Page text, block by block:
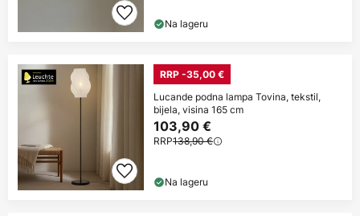
Na lageru
RRP -35,00 €
Lucande podna lampa Tovina, tekstil,
bijela, visina 165 cm
103,90 €
RRP138,90 €
Na lageru